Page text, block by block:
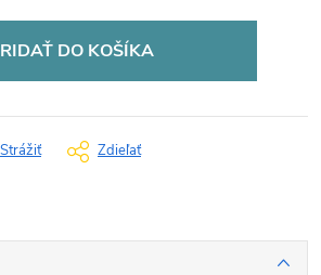
DO KOŠÍKA
Strážiť Zdieľať